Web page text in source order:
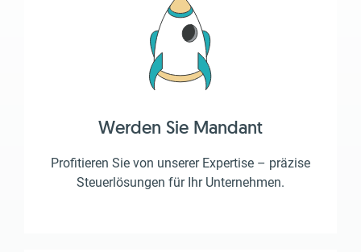
Werden Sie Mandant
Profitieren Sie von unserer Expertise – präzise
Steuerlösungen für Ihr Unternehmen.